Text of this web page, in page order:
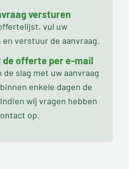
versturen
vul uw
en verstuur de aanvraag.
de offerte per e-mail
de slag met uw aanvraag
enkele dagen de
wij vragen hebben
op.